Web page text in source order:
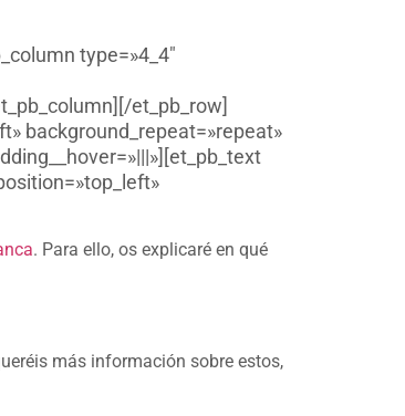
type=»4_4″
et_pb_row]
background_repeat=»repeat»
. Para ello, os explicaré en qué
más información sobre estos,